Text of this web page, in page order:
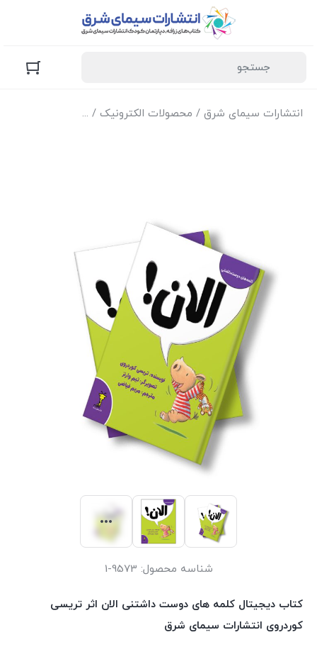
انتشارات سیمای شرق / محصولات الکترونیک / نسخه الکترونیک
شناسه محصول: 9573-1
کتاب دیجیتال کلمه های دوست داشتنی الان اثر تریسی
کوردروی انتشارات سیمای شرق